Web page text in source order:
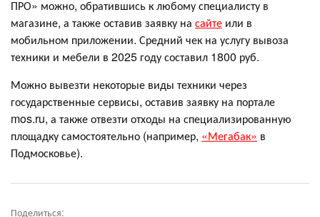
ПРО» можно, обратившись к любому специалисту в
магазине, а также оставив заявку на сайте или в
мобильном приложении. Средний чек на услугу вывоза
техники и мебели в 2025 году составил 1800 руб.
Можно вывезти некоторые виды техники через
государственные сервисы, оставив заявку на портале
mos.ru, а также отвезти отходы на специализированную
площадку самостоятельно (например, «Мегабак» в
Подмосковье).
Поделиться: